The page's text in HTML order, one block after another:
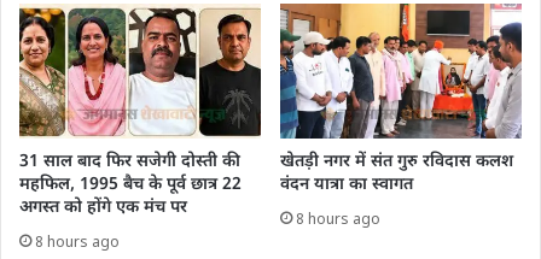
31 साल बाद फिर सजेगी दोस्ती की
महफिल, 1995 बैच के पूर्व छात्र 22
अगस्त को होंगे एक मंच पर
8 hours ago
खेतड़ी नगर में संत गुरु रविदास कलश
वंदन यात्रा का स्वागत
8 hours ago